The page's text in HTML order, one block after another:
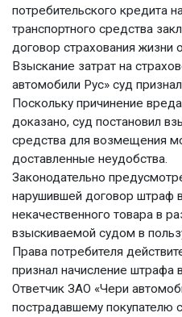
потребительского кредита
транспортного средства
договор страхования жизни
Взыскание затрат на
автомобили Рус» суд
Поскольку причинение
доказано, суд постановил
средства для возмещения
доставленные неудобства.
Законодательно
нарушившей договор штраф
некачественного товара в
взыскиваемой судом в
Права потребителя
признал начисление штрафа
Ответчик ЗАО «Чери
пострадавшему покупателю